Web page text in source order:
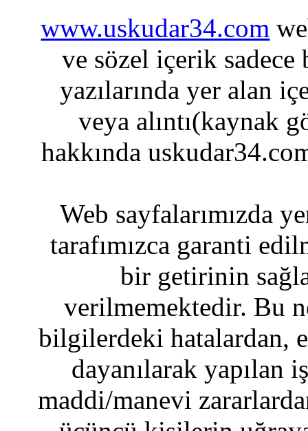
www.uskudar34.com
ve sözel içerik sadece
yazılarında yer alan
veya alıntı(kaynak
hakkında
Web sayfalarımızda
tarafımızca garanti
bir getirinin
verilmemektedir. Bu
bilgilerdeki hatalardan,
dayanılarak yapılan
maddi/manevi